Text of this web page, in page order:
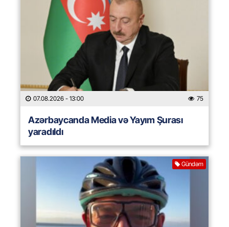
07.08.2026 - 13:00 75
Azərbaycanda Media və Yayım Şurası
yaradıldı
Gündəm